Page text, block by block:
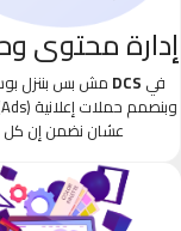
إدارة محتوى
في DCS مش بس بننزل
عشان نضمن إن كل